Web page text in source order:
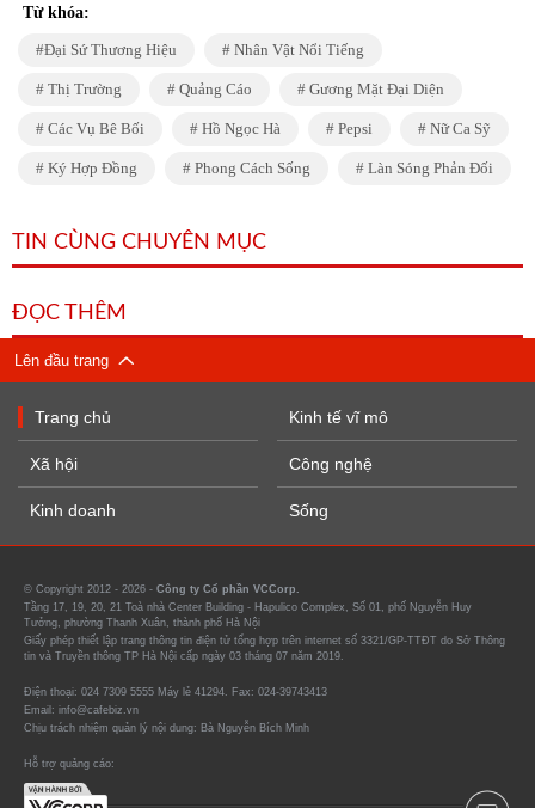
Từ khóa:
Đại Sứ Thương Hiệu Nhân Vật Nổi Tiếng
Thị Trường Quảng Cáo Gương Mặt Đại Diện
Các Vụ Bê Bối Hồ Ngọc Hà Pepsi Nữ Ca Sỹ
Ký Hợp Đồng Phong Cách Sống Làn Sóng Phản Đối
TIN CÙNG CHUYÊN MỤC
ĐỌC THÊM
Lên đầu trang
Trang chủ
Xã hội
Kinh doanh
Kinh tế vĩ mô
Công nghệ
Sống
© Copyright 2012 - 2026 - Công ty Cổ phần VCCorp.
Tầng 17, 19, 20, 21 Toà nhà Center Building - Hapulico Complex, Số 01, phố Nguyễn Huy
Tưởng, phường Thanh Xuân, thành phố Hà Nội
Giấy phép thiết lập trang thông tin điện tử tổng hợp trên internet số 3321/GP-TTĐT do Sở Thông
tin và Truyền thông TP Hà Nội cấp ngày 03 tháng 07 năm 2019.
Điện thoại: 024 7309 5555 Máy lẻ 41294. Fax: 024-39743413
Email: info@cafebiz.vn
Chịu trách nhiệm quản lý nội dung: Bà Nguyễn Bích Minh
Hỗ trợ quảng cáo: